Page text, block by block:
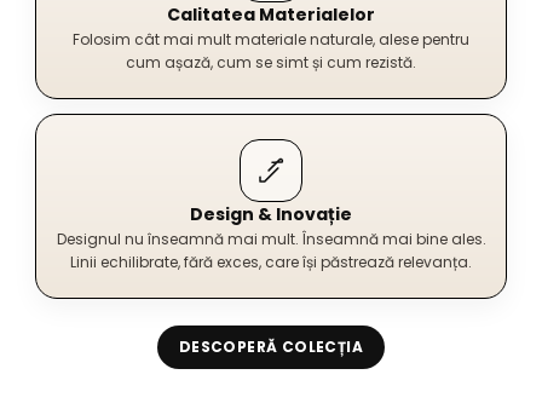
Calitatea Materialelor
Folosim cât mai mult materiale naturale, alese pentru
cum așază, cum se simt și cum rezistă.
Design & Inovație
Designul nu înseamnă mai mult. Înseamnă mai bine ales.
Linii echilibrate, fără exces, care își păstrează relevanța.
DESCOPERĂ COLECȚIA